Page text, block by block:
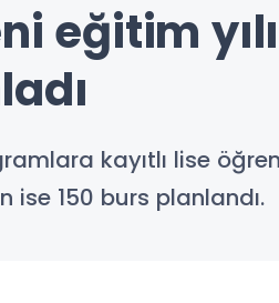
eğitim
kayıtlı lise
150 burs planlandı.